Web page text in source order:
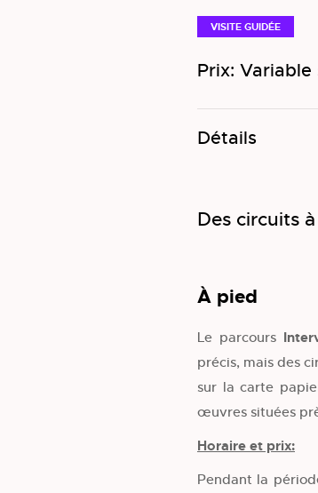
VISITE GUIDÉE
Prix:
Détails
Des circuits
À pied
Le parcours
précis, mais des
sur la carte
œuvres situées
Horaire et prix:
Pendant la